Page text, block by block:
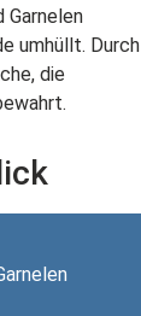
Garnelen
umhüllt. Durch
die